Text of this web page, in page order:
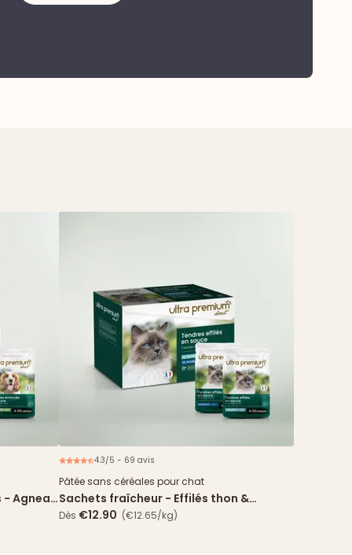
- Agneau
4.3/5 - 69 avis
Pâtée sans céréales pour chat
Sachets fraîcheur - Effilés thon &
cabillaud en sauce
Dès €12.90 (€12.65/kg)